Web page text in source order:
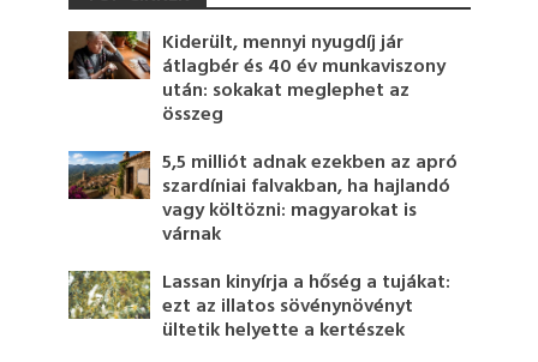
Kiderült, mennyi nyugdíj jár
átlagbér és 40 év munkaviszony
után: sokakat meglephet az
összeg
5,5 milliót adnak ezekben az apró
szardíniai falvakban, ha hajlandó
vagy költözni: magyarokat is
várnak
Lassan kinyírja a hőség a tujákat:
ezt az illatos sövénynövényt
ültetik helyette a kertészek